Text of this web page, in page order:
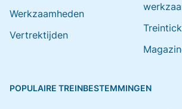
Werkzaamheden
Vertrektijden
POPULAIRE TREINBESTEMMINGEN